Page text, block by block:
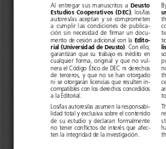
Al  entregar  sus  manuscritos  a Deusto
Estudios  Cooperativos  (DEC),  los/las
autores/as  aceptan  y  se  comprometen
a  cumplir  las  condiciones  de  publica-
ción  sin  necesidad  de  firmar  un  docu-
mento  de  cesión  adicional  con  la Edito-
rial (Universidad de Deusto) . Con ello,
garantizan  que  su  trabajo  es  inédito  en
cualquier  forma,  original  y  que  no  vul-
nera el Código Ético de DEC ni derechos
de  terceros,  y  que  no  se  han  otorgado
ni se otorgarán licencias que resulten in-
compatibles con los derechos concedidos
a la Editorial.
Los/las autores/as asumen la responsabi-
lidad total y exclusiva sobre el contenido
de  su  estudio  y  declaran  formalmente
no  tener  conflictos  de  interés  que  afec-
ten la integridad de la investigación.